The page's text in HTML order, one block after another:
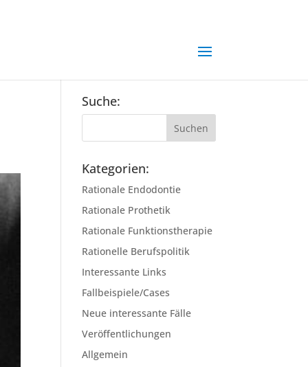
Suche:
Kategorien:
Rationale Endodontie
Rationale Prothetik
Rationale Funktionstherapie
Rationelle Berufspolitik
Interessante Links
Fallbeispiele/Cases
Neue interessante Fälle
Veröffentlichungen
Allgemein